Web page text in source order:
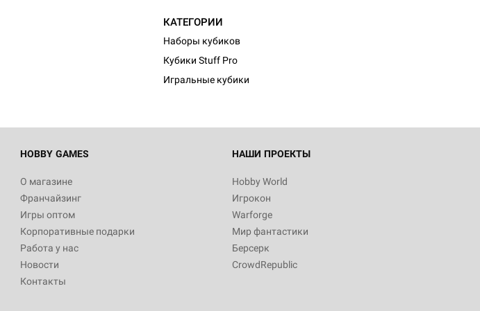
КАТЕГОРИИ
Наборы кубиков
Кубики Stuff Pro
Игральные кубики
HOBBY GAMES
О магазине
Франчайзинг
Игры оптом
Корпоративные подарки
Работа у нас
Новости
Контакты
НАШИ ПРОЕКТЫ
Hobby World
Игрокон
Warforge
Мир фантастики
Берсерк
CrowdRepublic